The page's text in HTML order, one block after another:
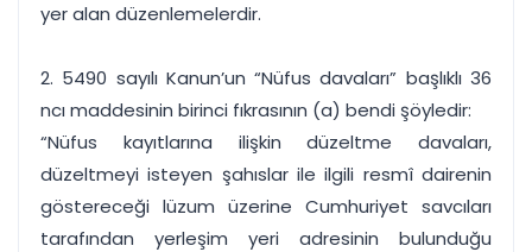
yer alan düzenlemelerdir.
2. 5490 sayılı Kanun’un “Nüfus davaları” başlıklı 36
ncı maddesinin birinci fıkrasının (a) bendi şöyledir:
“Nüfus kayıtlarına ilişkin düzeltme davaları,
düzeltmeyi isteyen şahıslar ile ilgili resmî dairenin
göstereceği lüzum üzerine Cumhuriyet savcıları
tarafından yerleşim yeri adresinin bulunduğu